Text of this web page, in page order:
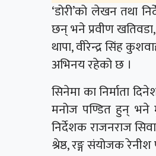
‘डोरी’को लेखन तथा
छन् भने प्रवीण
थापा, वीरेन्द्र सिंह
अभिनय रहेको छ ।
सिनेमा का निर्माता
मनोज पण्डित हुन् भने
निर्देशक राजनराज
श्रेष्ठ, रङ्ग संयोजक